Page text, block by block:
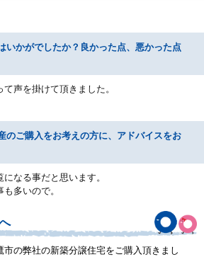
いかがでしたか？良かった点、悪かった点
声を掛けて頂きました。
のご購入をお考えの方に、アドバイスをお
なる事だと思います。
多いので。
の弊社の新築分譲住宅をご購入頂きまし